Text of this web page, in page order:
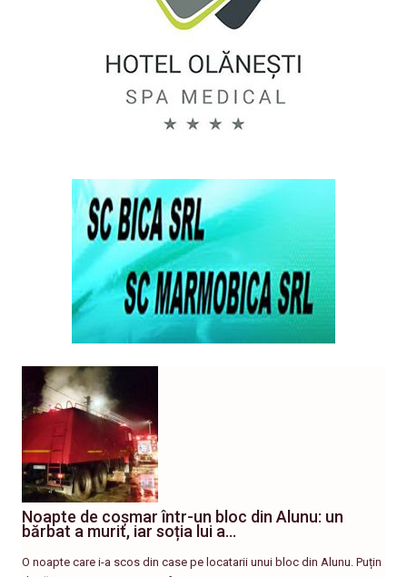
Noapte de coșmar într-un bloc din Alunu: un
bărbat a murit, iar soția lui a…
O noapte care i-a scos din case pe locatarii unui bloc din Alunu. Puțin